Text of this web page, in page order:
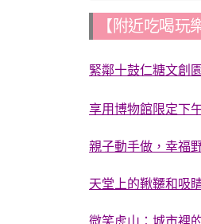
【附近吃喝玩
緊鄰十鼓仁糖文創
享用博物館限定下
親子動手做，幸福
天堂上的鞦韆和吸
微笑虎山：城市裡